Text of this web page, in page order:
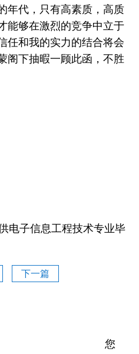
年代，只有高素质，高质
能够在激烈的竞争中立于
任和我的实力的结合将会
阁下抽暇一顾此函，不胜
电子信息工程技术专业毕
下一篇
您